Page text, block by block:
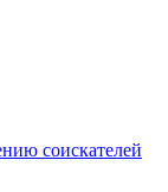
соискателей